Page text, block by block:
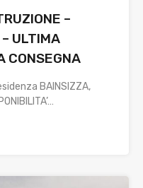
–
ULTIMA
CONSEGNA
BAINSIZZA,